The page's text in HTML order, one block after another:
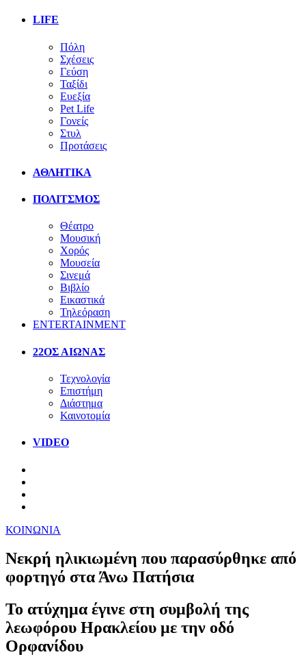
LIFE
Πόλη
Σχέσεις
Γεύση
Ταξίδι
Ευεξία
Pet Life
Γονείς
Στυλ
Προτάσεις
ΑΘΛΗΤΙΚΑ
ΠΟΛΙΤΣΜΟΣ
Θέατρο
Μουσική
Χορός
Μουσεία
Σινεμά
Βιβλίο
Εικαστικά
Τηλεόραση
ENTERTAINMENT
22ΟΣ ΑΙΩΝΑΣ
Τεχνολογία
Επιστήμη
Διάστημα
Καινοτομία
VIDEO
ΚΟΙΝΩΝΙΑ
Νεκρή ηλικιωμένη που παρασύρθηκε από
φορτηγό στα Άνω Πατήσια
Το ατύχημα έγινε στη συμβολή της
λεωφόρου Ηρακλείου με την οδό
Ορφανίδου